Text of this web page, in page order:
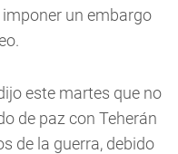
un embargo
este martes que no
de paz con Teherán
de la guerra, debido